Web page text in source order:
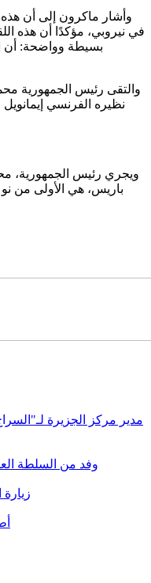
وأشار ماكرون إلى أن هذه
بسيطة وواضحة: أن
والتقى رئيس الجمهورية
نظيره الفرنسي
ويجري رئيس الجمهورية،
مدير مركز الجزيرة
وفد من السلطة